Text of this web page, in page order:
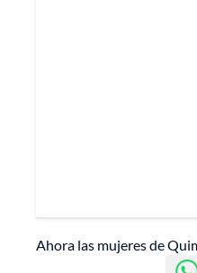
Ahora las mujeres de